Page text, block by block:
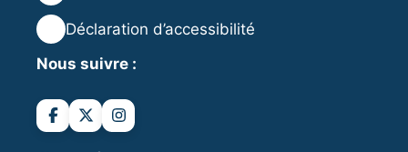
Déclaration d’accessibilité
Nous suivre :